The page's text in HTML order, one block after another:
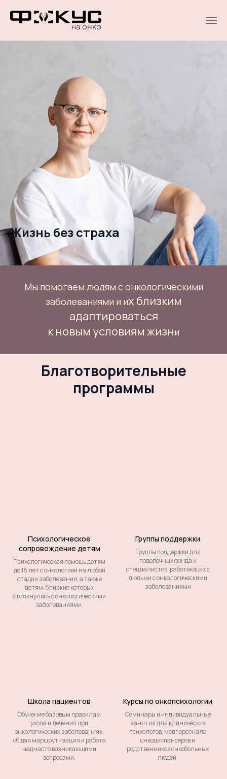
Жизнь без страха
Мы помогаем людям с онкологическими
заболеваниями и их близким
адаптироваться
к новым условиям жизни
Благотворительные
программы
Психологическое
сопровождение детям
Психологическая помощь детям
до 18 лет с онкологией на любой
стадии заболевания, а также
детям, близкие которых
столкнулись с онкологическими
заболеваниями.
Группы поддержки
Группы поддержки для
подопечных фонда и
специалистов, работающих с
людьми с онкологическими
заболеваниями
Школа пациентов
Обучение базовым правилам
ухода и лечения при
онкологических заболеваниях,
общая маршрутизация и работа
над часто возникающими
вопросами.
Курсы по онкопсихологии
Семинары и индивидуальные
занятия для клинических
психологов, медперсонала
онкодиспансеров и
родственников онкобольных
людей.